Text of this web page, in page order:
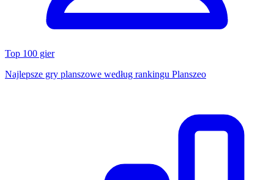
Top 100 gier
Najlepsze gry planszowe według rankingu Planszeo